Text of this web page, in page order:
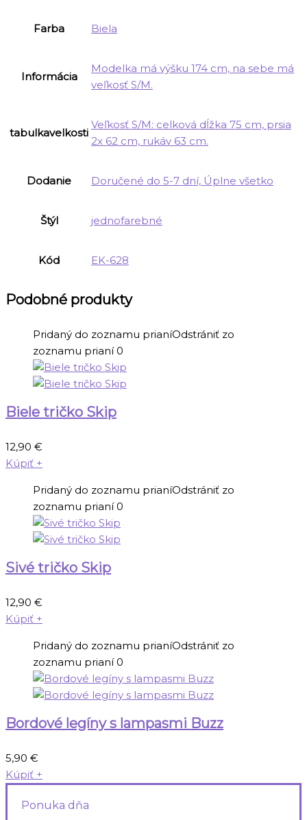
Farba Biela
Informácia
Modelka má výšku 174 cm, na sebe má
veľkosť S/M.
tabulkavelkosti
Veľkosť S/M: celková dĺžka 75 cm, prsia
2x 62 cm, rukáv 63 cm.
Dodanie Doručené do 5-7 dní, Úplne všetko
Štýl jednofarebné
Kód EK-628
Podobné produkty
Pridaný do zoznamu prianíOdstrániť zo
zoznamu prianí 0
Biele tričko Skip
12,90 €
Kúpiť +
Pridaný do zoznamu prianíOdstrániť zo
zoznamu prianí 0
Sivé tričko Skip
12,90 €
Kúpiť +
Pridaný do zoznamu prianíOdstrániť zo
zoznamu prianí 0
Bordové legíny s lampasmi Buzz
5,90 €
Kúpiť +
Ponuka dňa